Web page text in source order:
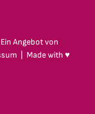
Angebot von
| Made with ♥